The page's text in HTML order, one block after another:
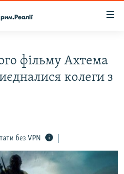
фільму Ахтема
колеги з
без VPN